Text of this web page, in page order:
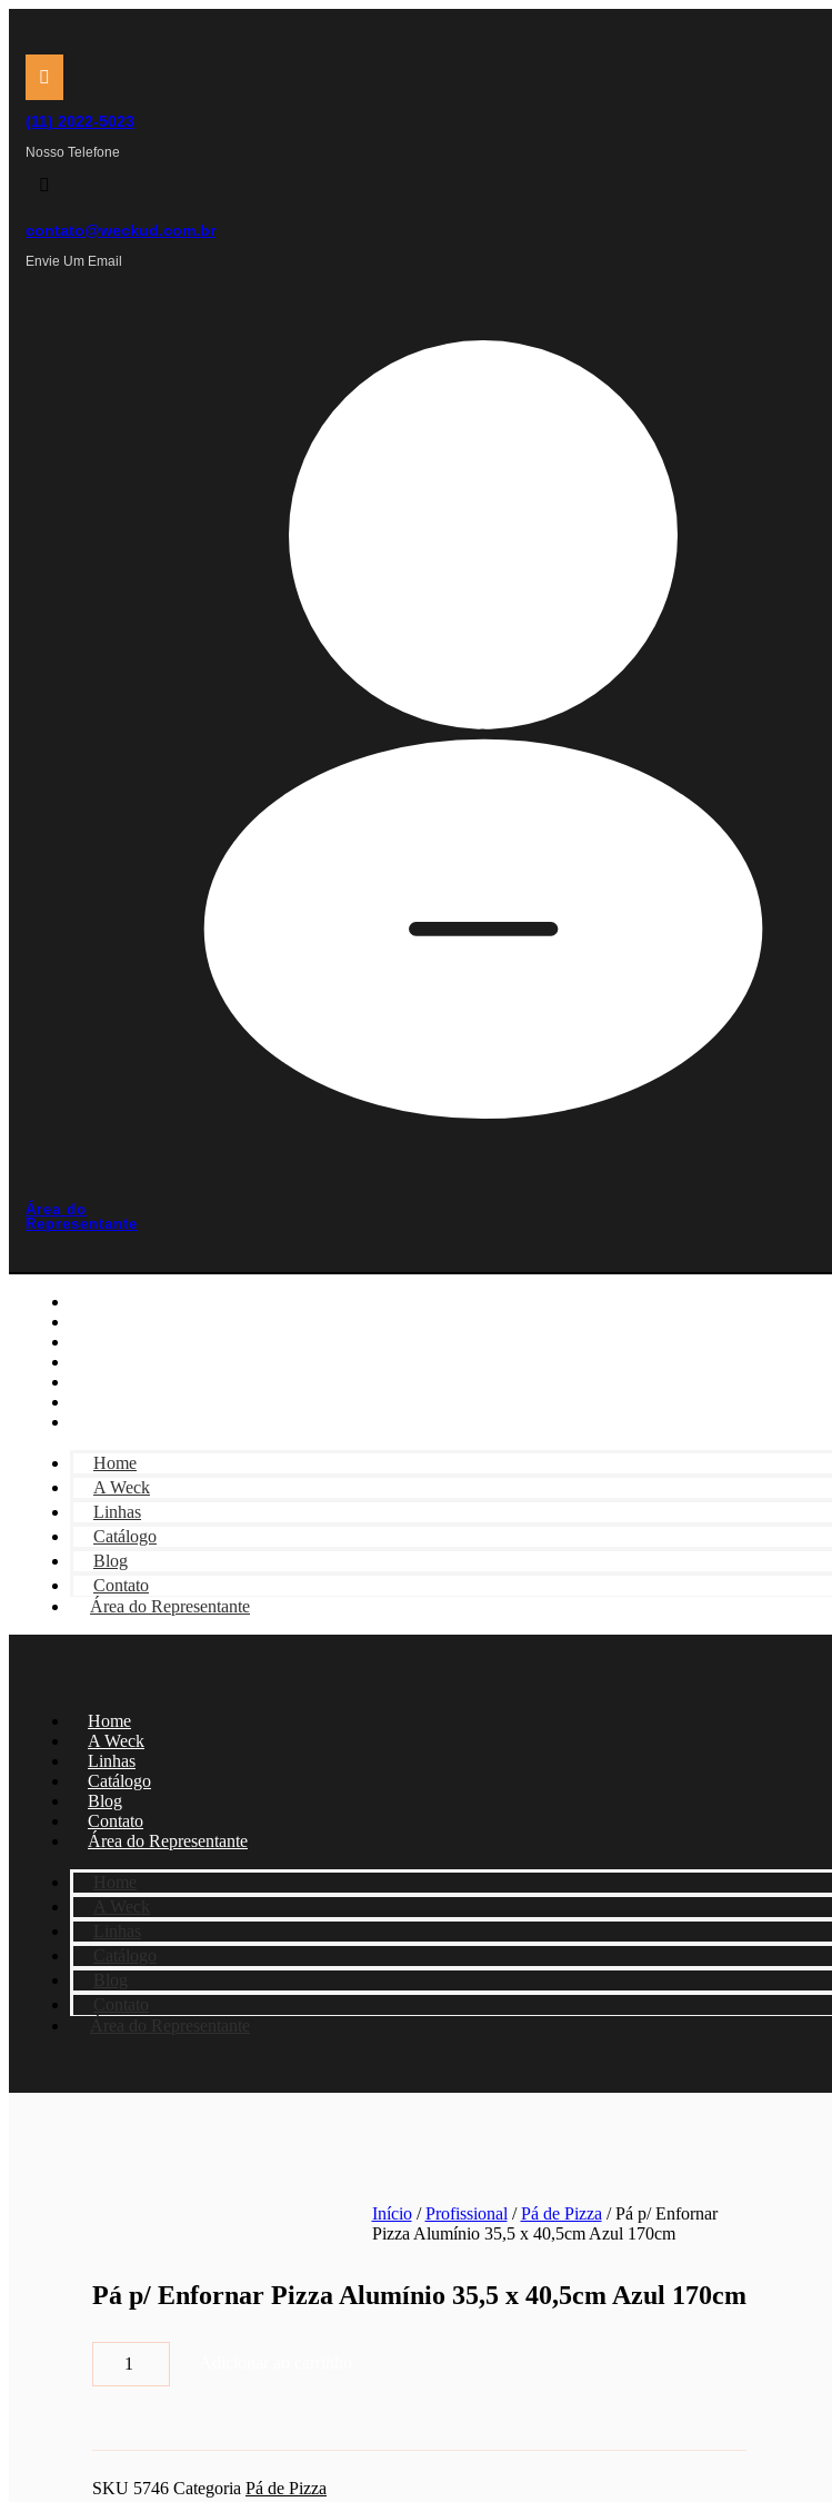
conteúdo
(11) 2022-5023
Nosso Telefone
contato@weckud.com.br
Envie Um Email
Área do
Representante
Home
A Weck
Linhas
Catálogo
Blog
Contato
Área do Representante
Home
A Weck
Linhas
Catálogo
Blog
Contato
Área do Representante
Início/Profissional/Pá de Pizza/ Pá p/ Enfornar
Pizza Alumínio 35,5 x 40,5cm Azul 170cm
Pá p/ Enfornar Pizza Alumínio 35,5 x 40,5cm Azul 170cm
Enfornar
35,5
40,5cm
SKU 5746 Categoria Pá de Pizza